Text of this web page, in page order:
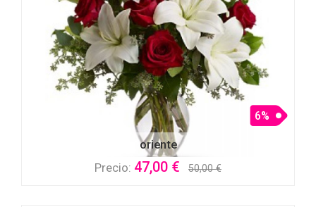
oriente
6%
Precio: 47,00 € 50,00 €